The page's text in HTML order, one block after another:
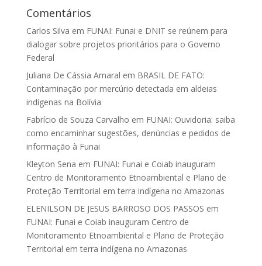
Comentários
Carlos Silva em FUNAI: Funai e DNIT se reúnem para
dialogar sobre projetos prioritários para o Governo
Federal
Juliana De Cássia Amaral em BRASIL DE FATO:
Contaminação por mercúrio detectada em aldeias
indígenas na Bolívia
Fabrício de Souza Carvalho em FUNAI: Ouvidoria: saiba
como encaminhar sugestões, denúncias e pedidos de
informação à Funai
Kleyton Sena em FUNAI: Funai e Coiab inauguram
Centro de Monitoramento Etnoambiental e Plano de
Proteção Territorial em terra indígena no Amazonas
ELENILSON DE JESUS BARROSO DOS PASSOS em
FUNAI: Funai e Coiab inauguram Centro de
Monitoramento Etnoambiental e Plano de Proteção
Territorial em terra indígena no Amazonas